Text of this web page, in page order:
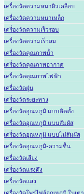
เครื่องวัดความหนาผิวเคลือบ
เครื่องวัดความหนาเหล็ก
เครื่องวัดความเร็วรอบ
เครื่องวัดความเร็วลม
เครื่องวัดคุณภาพน้ำ
เครื่องวัดคุณภาพอากาศ
เครื่องวัดคุณภาพไฟฟ้า
เครื่องวัดฝุ่น
เครื่องวัดระยะทาง
เครื่องวัดอุณหภูมิ แบบติดตั้ง
เครื่องวัดอุณหภูมิ แบบสัมผัส
เครื่องวัดอุณหภูมิ แบบไม่สัมผัส
เครื่องวัดอุณหภูมิ-ความชื้น
เครื่องวัดเสียง
เครื่องวัดแรงดึง
เครื่องวัดแสง